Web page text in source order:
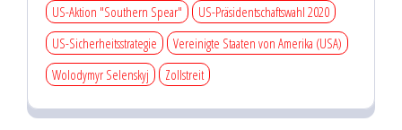
US-Aktion "Southern Spear"
US-Präsidentschaftswahl 2020
US-Sicherheitsstrategie
Vereinigte Staaten von Amerika (USA)
Wolodymyr Selenskyj
Zollstreit